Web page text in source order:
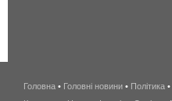
Головна • Головні новини • Політика •